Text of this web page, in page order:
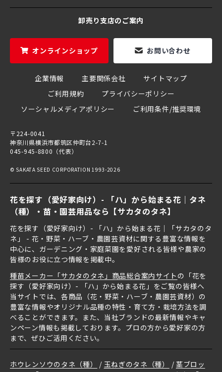
花を探す（愛好家向け）- 「ハ」から始まる花｜タネ
（種）・苗・園芸用品なら【サカタのタネ】
花を探す（愛好家向け）- 「ハ」から始まる花｜「サカタのタ
ネ」 - 花・野菜・ハーブ・農園芸資材に関する豊富な情報を
中心に、ガーデニング・家庭菜園を愛好される皆様や農家の
皆様のお役に立つ情報を掲載中。
種苗メーカー「サカタのタネ」商品総合案内サイト の「花を
探す（愛好家向け）- 「ハ」から始まる花」をご覧の皆様へ
当サイトでは、各商品（花・野菜・ハーブ・農園芸資材）の
豊富な情報やオリジナル品種の特性・育て方・栽培方法を調
べることができます。また、当社ブランドの最新情報やキャ
ンペーン情報も掲載しております。プロの方から愛好家の方
まで、ぜひご活用ください。
ホウレンソウのタネ（種） 玉ねぎのタネ（種）
茎ブロッ
卸売り支店のご案内
オンラインショップ お問い合わせ
企業情報 主要関係会社
サイトマップ
ご利用規約
プライバシーポリシー
ソーシャルメディアポリシー
ご利用条件/推奨環境
〒224-0041
神奈川県横浜市都筑区仲町台2-7-1
045-945-8800（代表）
© SAKATA SEED CORPORATION 1993-2026